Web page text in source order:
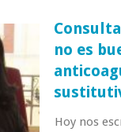
no es
Hoy nos